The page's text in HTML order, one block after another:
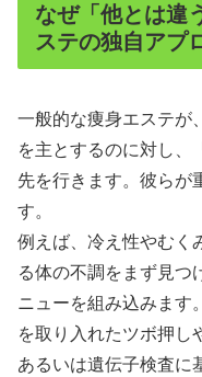
なぜ「他とは違
ステの独自アプ
一般的な痩身エステが
を主とするのに対し、
先を行きます。彼らが
す。
例えば、冷え性やむく
る体の不調をまず見つ
ニューを組み込みます
を取り入れたツボ押し
あるいは遺伝子検査に